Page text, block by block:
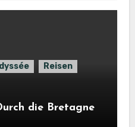
Reisen
die Bretagne